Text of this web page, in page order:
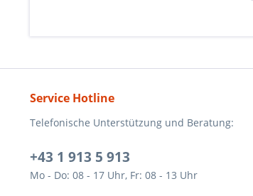
Service Hotline
Telefonische Unterstützung und Beratung:
+43 1 913 5 913
Mo - Do: 08 - 17 Uhr, Fr: 08 - 13 Uhr